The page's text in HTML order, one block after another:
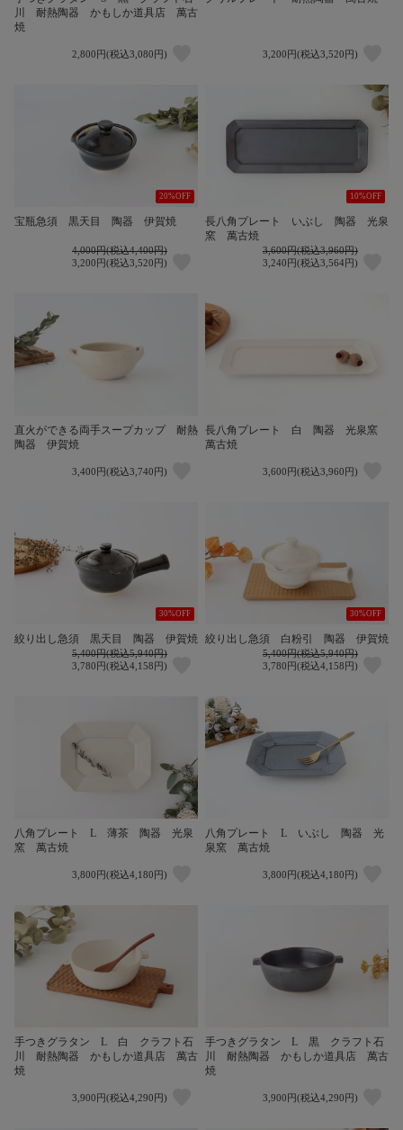
川 耐熱陶器 かもしか道具店 萬古
焼
2,800円(税込3,080円) 3,200円(税込3,520円)
20%OFF
宝瓶急須 黒天目 陶器 伊賀焼
4,000円(税込4,400円)
3,200円(税込3,520円)
10%OFF
長八角プレート いぶし 陶器 光泉
窯 萬古焼
3,600円(税込3,960円)
3,240円(税込3,564円)
直火ができる両手スープカップ 耐熱
陶器 伊賀焼
3,400円(税込3,740円)
長八角プレート 白 陶器 光泉窯
萬古焼
3,600円(税込3,960円)
30%OFF
絞り出し急須 黒天目 陶器 伊賀焼
5,400円(税込5,940円)
3,780円(税込4,158円)
30%OFF
絞り出し急須 白粉引 陶器 伊賀焼
5,400円(税込5,940円)
3,780円(税込4,158円)
八角プレート L 薄茶 陶器 光泉
窯 萬古焼
3,800円(税込4,180円)
八角プレート L いぶし 陶器 光
泉窯 萬古焼
3,800円(税込4,180円)
手つきグラタン L 白 クラフト石
川 耐熱陶器 かもしか道具店 萬古
焼
3,900円(税込4,290円)
手つきグラタン L 黒 クラフト石
川 耐熱陶器 かもしか道具店 萬古
焼
3,900円(税込4,290円)